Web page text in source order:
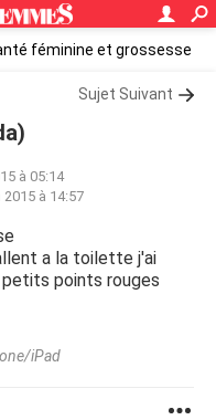
féminine et grossesse
Sujet Suivant
à 05:14
2015 à 14:57
a la toilette j'ai
petits points rouges
iPad